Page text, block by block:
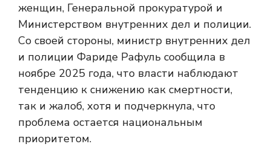
женщин, Генеральной прокуратурой и
Министерством внутренних дел и полиции.
Со своей стороны, министр внутренних дел
и полиции Фариде Рафуль сообщила в
ноябре 2025 года, что власти наблюдают
тенденцию к снижению как смертности,
так и жалоб, хотя и подчеркнула, что
проблема остается национальным
приоритетом.